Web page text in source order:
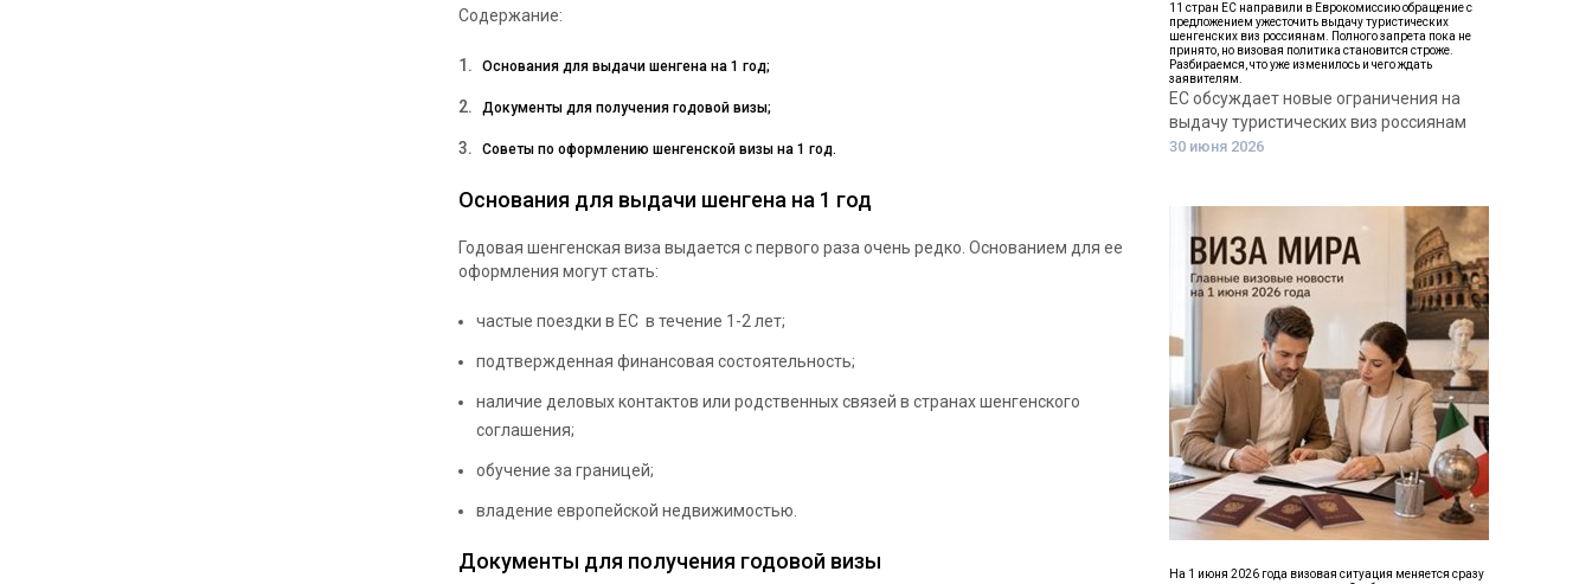
Содержание:
Основания для выдачи шенгена на 1 год;
Документы для получения годовой визы;
Советы по оформлению шенгенской визы на 1 год.
Основания для выдачи шенгена на 1 год
Годовая шенгенская виза выдается с первого раза очень редко. Основанием для ее
оформления могут стать:
частые поездки в ЕС в течение 1-2 лет;
подтвержденная финансовая состоятельность;
наличие деловых контактов или родственных связей в странах шенгенского
соглашения;
обучение за границей;
владение европейской недвижимостью.
Документы для получения годовой визы
11 стран ЕС направили в Еврокомиссию обращение с
предложением ужесточить выдачу туристических
шенгенских виз россиянам. Полного запрета пока не
принято, но визовая политика становится строже.
Разбираемся, что уже изменилось и чего ждать
заявителям.
ЕС обсуждает новые ограничения на
выдачу туристических виз россиянам
30 июня 2026
На 1 июня 2026 года визовая ситуация меняется сразу